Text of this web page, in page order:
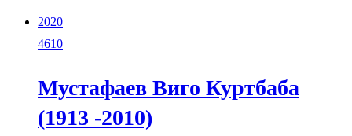
2020
4610
Мустафаев Виго Куртбаба
(1913 -2010)